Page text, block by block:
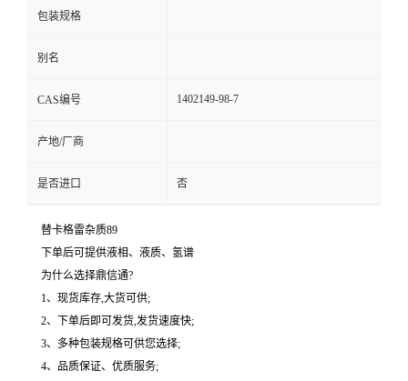
包装规格
别名
CAS编号 1402149-98-7
产地/厂商
是否进口 否
替卡格雷杂质89
下单后可提供液相、液质、氢谱
为什么选择鼎信通?
1、现货库存,大货可供;
2、下单后即可发货,发货速度快;
3、多种包装规格可供您选择;
4、品质保证、优质服务;